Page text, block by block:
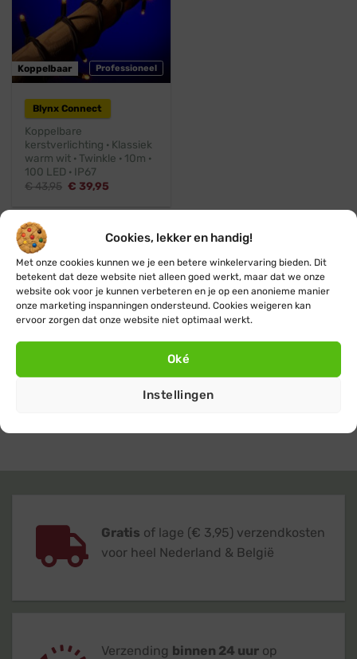
Cookies, lekker en handig!
Met onze cookies kunnen we je een betere winkelervaring bieden. Dit
betekent dat deze website niet alleen goed werkt, maar dat we onze
website ook voor je kunnen verbeteren en je op een anonieme manier
onze marketing inspanningen ondersteund. Cookies weigeren kan
ervoor zorgen dat onze website niet optimaal werkt.
Oké
Instellingen
Professioneel
Koppelbaar
Blynx Connect
Koppelbare
kerstverlichting · Klassiek
warm wit · Twinkle · 10m ·
100 LED · IP67
€43,95 Oorspronkelijke
€ 39,95
Hulp nodig?
Heb je nog vragen over warm witte
kerstverlichting koppelbaar of kom je er niet
op, we helpen je graag met advies. Of klik verder
naar het overzicht met allekoppelbare
producten.
Gratis of lage (€ 3,95) verzendkosten
voor heel Nederland & België
Verzending binnen 24 uur op